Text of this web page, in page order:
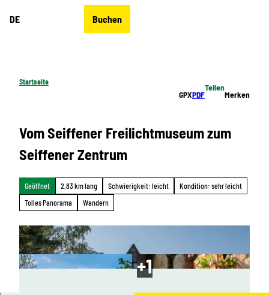
DE Buchen
Startseite
GPXPDF
Teilen
Merken
Vom Seiffener Freilichtmuseum zum
Seiffener Zentrum
Geöffnet 2,83 km lang Schwierigkeit: leicht
Kondition: sehr leicht
Tolles Panorama
Wandern